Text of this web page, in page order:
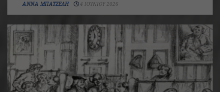
ΆΝΝΑ ΜΠΑΤΖΈΛΗ 4 ΙΟΥΝΊΟΥ 2026